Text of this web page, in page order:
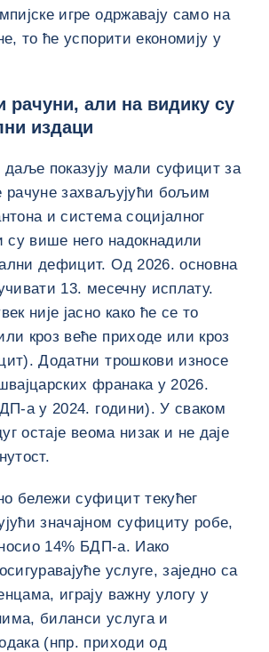
игре одржавају само на
то ће успорити економију у
рачуни, али на видику су
издаци
даље показују мали суфицит за
рачуне захваљујући бољим
и система социјалног
су више него надокнадили
дефицит. Од 2026. основна
13. месечну исплату.
није јасно како ће се то
кроз веће приходе или кроз
Додатни трошкови износе
франака у 2026.
а у 2024. години). У сваком
остаје веома низак и не даје
бележи суфицит текућег
значајном суфициту робе,
14% БДП-а. Иако
услуге, заједно са
играју важну улогу у
биланси услуга и
(нпр. приходи од